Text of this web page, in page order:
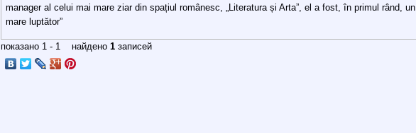
manager al celui mai mare ziar din spațiul românesc, „Literatura și Arta”, el a fost, în primul rând, un
mare luptător”
показано 1 - 1 найдено1 записей